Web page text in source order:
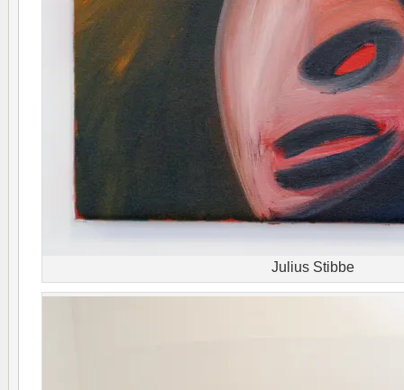
Julius Stibbe